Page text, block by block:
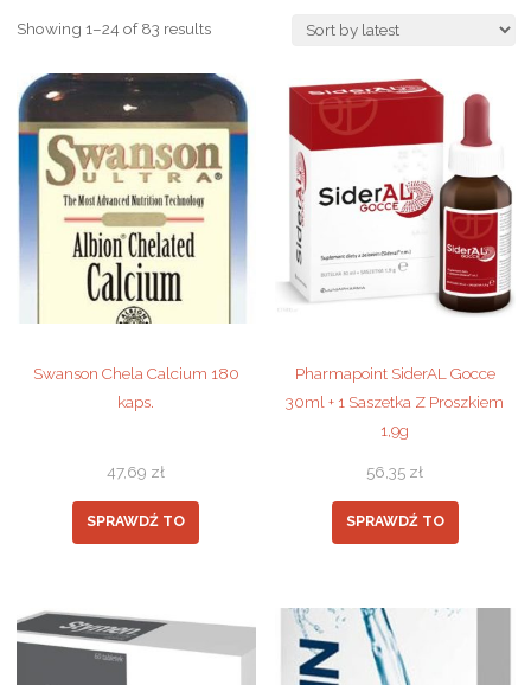
Showing 1–24 of 83 results
Swanson Chela Calcium 180
kaps.
47,69 zł
SPRAWDŹ TO
Pharmapoint SiderAL Gocce
30ml + 1 Saszetka Z Proszkiem
1,9g
56,35 zł
SPRAWDŹ TO